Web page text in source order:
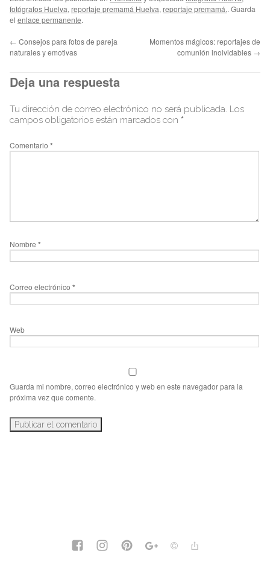
fotógrafos Huelva, reportaje premamá Huelva, reportaje premamá.. Guarda
el enlace permanente.
← Consejos para fotos de pareja
naturales y emotivas
Momentos mágicos: reportajes de
comunión inolvidables →
Deja una respuesta
Tu dirección de correo electrónico no será publicada. Los
campos obligatorios están marcados con *
Comentario *
Nombre *
Correo electrónico *
Web
Guarda mi nombre, correo electrónico y web en este navegador para la
próxima vez que comente.